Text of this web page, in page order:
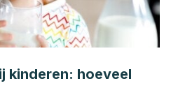
kinderen: hoeveel